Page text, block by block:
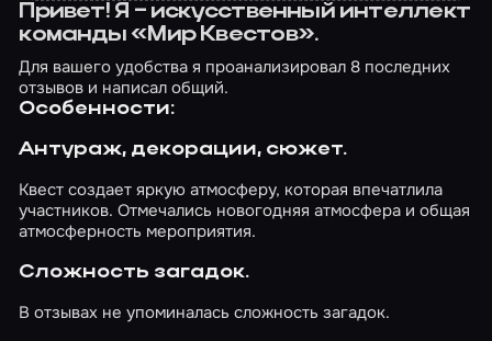
Привет! Я – искусственный интеллект
команды «Мир Квестов».
Для вашего удобства я проанализировал 8 последних
отзывов и написал общий.
Особенности:
Антураж, декорации, сюжет.
Квест создает яркую атмосферу, которая впечатлила
участников. Отмечались новогодняя атмосфера и общая
атмосферность мероприятия.
Сложность загадок.
В отзывах не упоминалась сложность загадок.